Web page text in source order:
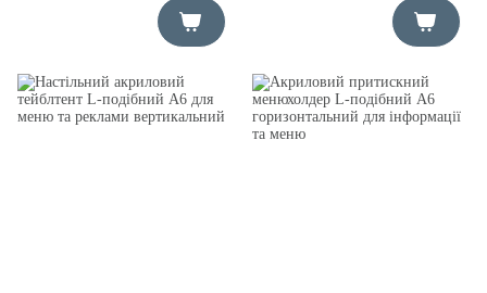
трикутною основою
інформації 211х150х55 мм